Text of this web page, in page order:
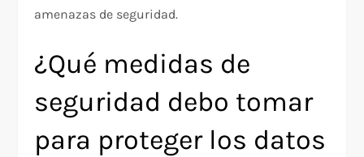
amenazas de seguridad.
¿Qué medidas de
seguridad debo tomar
para proteger los datos